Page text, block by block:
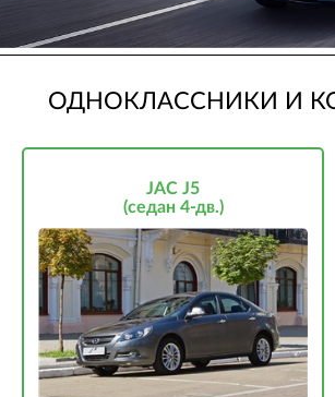
ОДНОКЛАССНИКИ И
JAC J5
(седан 4-дв.)